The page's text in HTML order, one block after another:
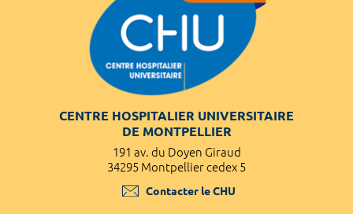
CENTRE HOSPITALIER UNIVERSITAIRE
DE MONTPELLIER
191 av. du Doyen Giraud
34295 Montpellier cedex 5
Contacter le CHU